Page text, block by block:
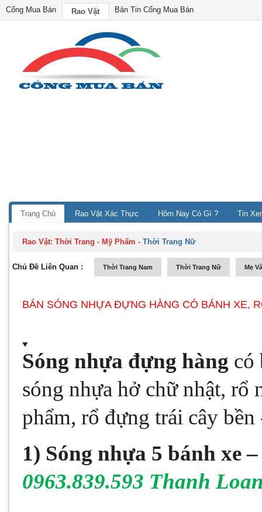
Cổng Mua Bán Rao Vặt Bản Tin Cổng Mua Bán
Trang Chủ Rao Vặt Xác Thực Hôm Nay Có Gì ? Tin
Rao Vặt:Thời Trang - Mỹ Phẩm -Thời Trang Nữ
Chủ Đề Liên Quan : Thời Trang Nam Thời Trang Nữ Mẹ
BÁN SÓNG NHỰA ĐỰNG HÀNG CÓ BÁNH XE,
Sóng nhựa đựng hàng có
sóng nhựa hở chữ nhật, rổ
phẩm, rổ đựng trái cây
1) Sóng nhựa 5 bánh xe
0963.839.593 Thanh